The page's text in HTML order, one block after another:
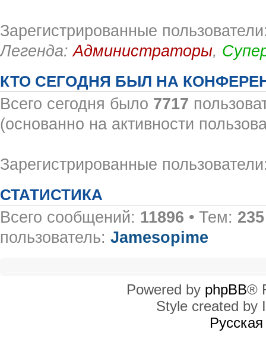
Зарегистрированные
Легенда:Администраторы,
КТО СЕГОДНЯ БЫЛ НА
Всего сегодня было 7717
(основанно на активности
Зарегистрированные
СТАТИСТИКА
Всего сообщений: 11896 • Тем: 235
пользователь: Jamesopime
Powered by phpBB®
Style created by